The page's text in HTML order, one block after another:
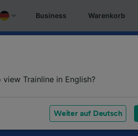
Business Warenkorb
Trainline in English?
Weiter auf Deutsch